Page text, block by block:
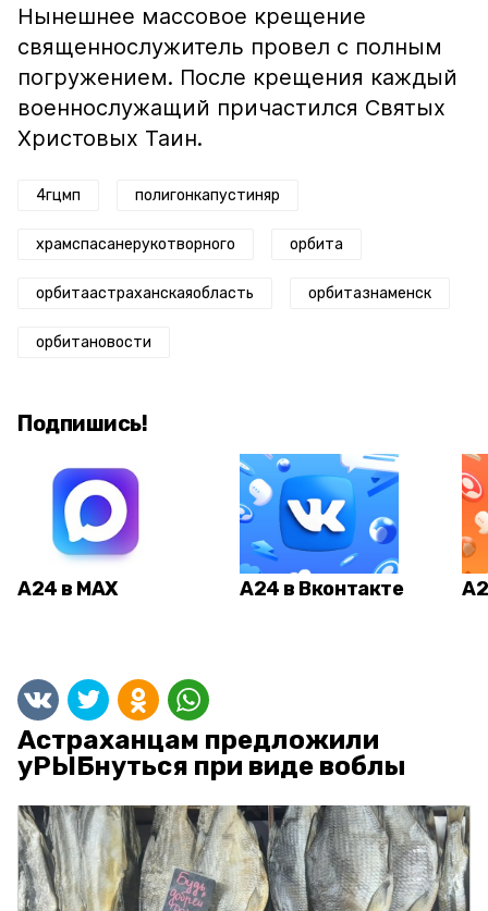
Нынешнее массовое крещение
священнослужитель провел с полным
погружением. После крещения каждый
военнослужащий причастился Святых
Христовых Таин.
4гцмп полигонкапустиняр
храмспасанерукотворного орбита
орбитаастраханскаяобласть орбитазнаменск
орбитановости
Подпишись!
А24 в MAX А24 в Вконтакте
Астраханцам предложили
уРЫБнуться при виде воблы